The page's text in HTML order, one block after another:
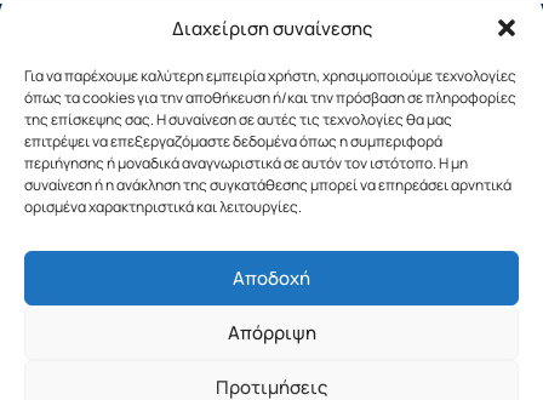
Διαχείριση συναίνεσης
Για να παρέχουμε καλύτερη εμπειρία χρήστη, χρησιμοποιούμε τεχνολογίες
όπως τα cookies για την αποθήκευση ή/και την πρόσβαση σε πληροφορίες
της επίσκεψης σας. Η συναίνεση σε αυτές τις τεχνολογίες θα μας
επιτρέψει να επεξεργαζόμαστε δεδομένα όπως η συμπεριφορά
περιήγησης ή μοναδικά αναγνωριστικά σε αυτόν τον ιστότοπο. Η μη
συναίνεση ή η ανάκληση της συγκατάθεσης μπορεί να επηρεάσει αρνητικά
ορισμένα χαρακτηριστικά και λειτουργίες.
Αποδοχή
Απόρριψη
Προτιμήσεις
Copyright © 2019 Περιφέρεια Πελοποννήσου.
Σχεδιασμός & Υλοποίηση από την